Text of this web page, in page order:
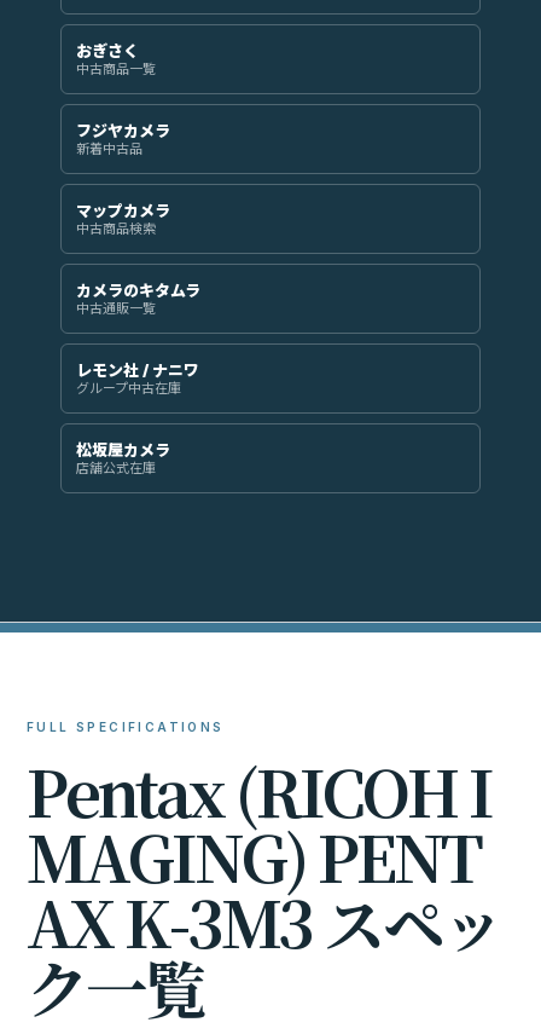
おぎさく
中古商品一覧
フジヤカメラ
新着中古品
マップカメラ
中古商品検索
カメラのキタムラ
中古通販一覧
レモン社 / ナニワ
グループ中古在庫
松坂屋カメラ
店舗公式在庫
FULL SPECIFICATIONS
Pentax(RICOHI
MAGING)PENT
AXK-3M3スペッ
ク一覧